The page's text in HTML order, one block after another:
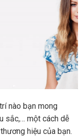
nào bạn mong
sắc,… một cách dễ
hiệu của bạn.